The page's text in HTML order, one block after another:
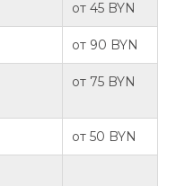
от 45 BYN
от 90 BYN
от 75 BYN
от 50 BYN